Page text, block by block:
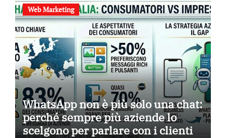
Web Marketing
WhatsApp non è più solo una chat:
perché sempre più aziende lo
scelgono per parlare con i clienti